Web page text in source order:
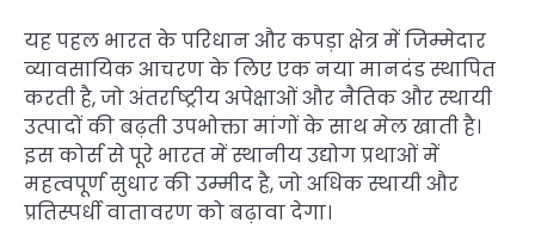
यह पहल भारत के परिधान और कपड़ा क्षेत्र में जिम्मेदार
व्यावसायिक आचरण के लिए एक नया मानदंड स्थापित
करती है, जो अंतर्राष्ट्रीय अपेक्षाओं और नैतिक और स्थायी
उत्पादों की बढ़ती उपभोक्ता मांगों के साथ मेल खाती है।
इस कोर्स से पूरे भारत में स्थानीय उद्योग प्रथाओं में
महत्वपूर्ण सुधार की उम्मीद है, जो अधिक स्थायी और
प्रतिस्पर्धी वातावरण को बढ़ावा देगा।